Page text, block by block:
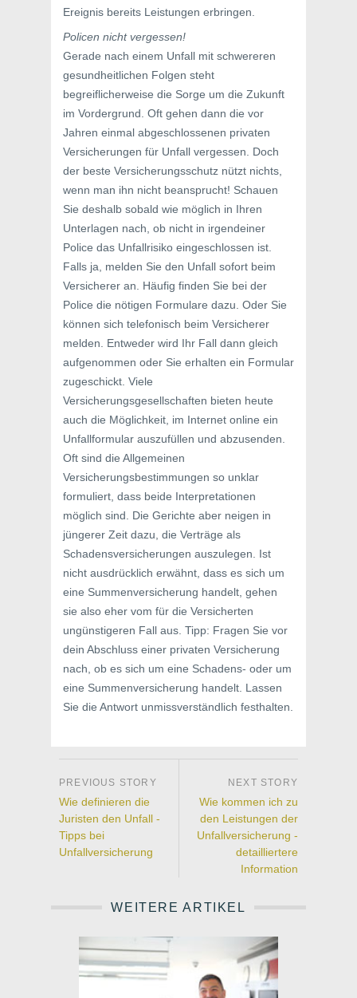
Ereignis bereits Leistungen erbringen.
Policen nicht vergessen!
Gerade nach einem Unfall mit schwereren
gesundheitlichen Folgen steht
begreiflicherweise die Sorge um die Zukunft
im Vordergrund. Oft gehen dann die vor
Jahren einmal abgeschlossenen privaten
Versicherungen für Unfall vergessen. Doch
der beste Versicherungsschutz nützt nichts,
wenn man ihn nicht beansprucht! Schauen
Sie deshalb sobald wie möglich in Ihren
Unterlagen nach, ob nicht in irgendeiner
Police das Unfallrisiko eingeschlossen ist.
Falls ja, melden Sie den Unfall sofort beim
Versicherer an. Häufig finden Sie bei der
Police die nötigen Formulare dazu. Oder Sie
können sich telefonisch beim Versicherer
melden. Entweder wird Ihr Fall dann gleich
aufgenommen oder Sie erhalten ein Formular
zugeschickt. Viele
Versicherungsgesellschaften bieten heute
auch die Möglichkeit, im Internet online ein
Unfallformular auszufüllen und abzusenden.
Oft sind die Allgemeinen
Versicherungsbestimmungen so unklar
formuliert, dass beide Interpretationen
möglich sind. Die Gerichte aber neigen in
jüngerer Zeit dazu, die Verträge als
Schadensversicherungen auszulegen. Ist
nicht ausdrücklich erwähnt, dass es sich um
eine Summenversicherung handelt, gehen
sie also eher vom für die Versicherten
ungünstigeren Fall aus. Tipp: Fragen Sie vor
dein Abschluss einer privaten Versicherung
nach, ob es sich um eine Schadens- oder um
eine Summenversicherung handelt. Lassen
Sie die Antwort unmissverständlich festhalten.
Wie definieren die
Juristen den Unfall -
Tipps bei
Unfallversicherung
Wie kommen ich zu
den Leistungen der
Unfallversicherung -
detailliertere
Information
WEITERE ARTIKEL